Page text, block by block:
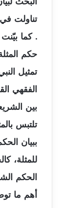
تناولت
. كما بيّنت
حكم
تمثيل
الفقهي
بين
تلتبس
ببيان
للمثلة،
الحكم
أهم ما